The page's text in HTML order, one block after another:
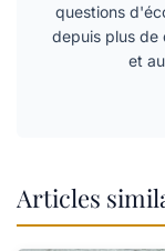
questions
depuis plus de
et
Articles